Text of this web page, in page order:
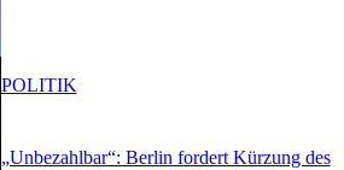
„Unbezahlbar“: Berlin fordert Kürzung des
POLITIK